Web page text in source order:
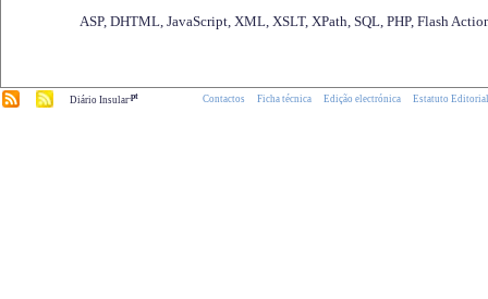
ASP, DHTML, JavaScript, XML, XSLT, XPath, SQL, PHP, Flash
Diário Insular.pt Contactos Ficha técnica Edição electrónica Estatuto Editorial